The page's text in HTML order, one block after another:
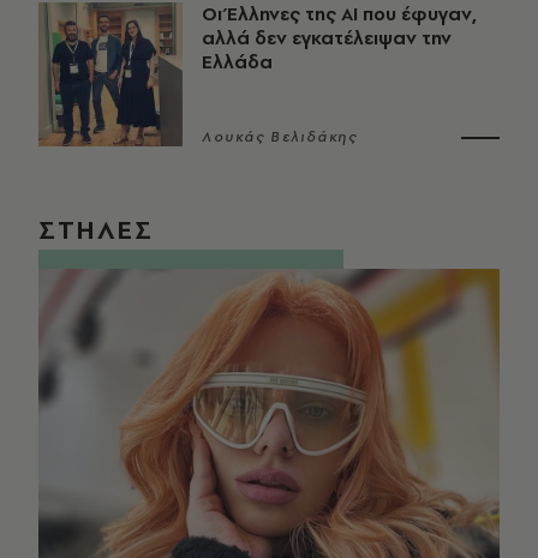
Οι Έλληνες της ΑΙ που έφυγαν,
αλλά δεν εγκατέλειψαν την
Ελλάδα
Λουκάς Βελιδάκης
ΣΤΗΛΕΣ